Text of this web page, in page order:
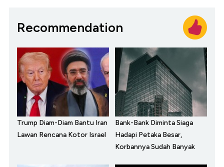
Recommendation
Trump Diam-Diam Bantu Iran
Lawan Rencana Kotor Israel
Bank-Bank Diminta Siaga
Hadapi Petaka Besar,
Korbannya Sudah Banyak